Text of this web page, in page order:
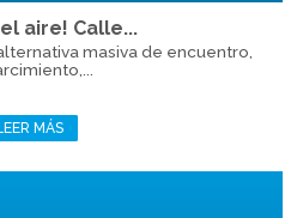
aire! Calle...
masiva de encuentro,
MÁS